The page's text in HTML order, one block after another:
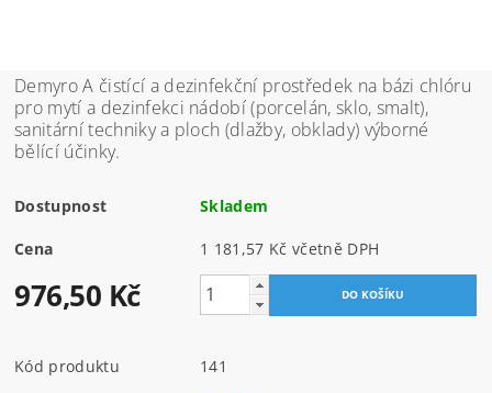
Demyro A čistící a dezinfekční prostředek na bázi chlóru
pro mytí a dezinfekci nádobí (porcelán, sklo, smalt),
sanitární techniky a ploch (dlažby, obklady) výborné
bělící účinky.
Dostupnost Skladem
Cena 1 181,57 Kč včetně DPH
976,50 Kč
Kód produktu
141